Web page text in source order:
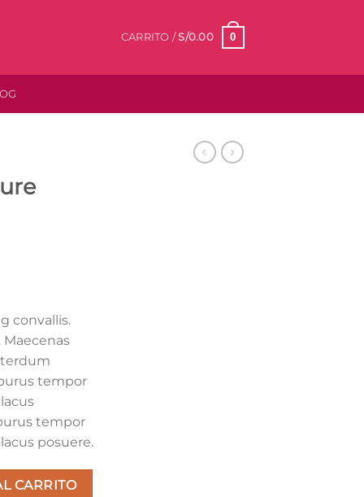
CARRITO /S/0.00 0
convallis.
tempor
tempor
posuere.
CARRITO